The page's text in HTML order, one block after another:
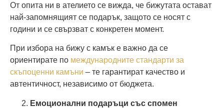
От опита ни в ателието се вижда, че бижутата остават
най-запомнящият се подарък, защото се носят с
години и се свързват с конкретен момент.
При избора на бижу с камък е важно да се
ориентирате по международните стандарти за
скъпоценни камъни – те гарантират качество и
автентичност, независимо от бюджета.
Емоционални подаръци със спомен